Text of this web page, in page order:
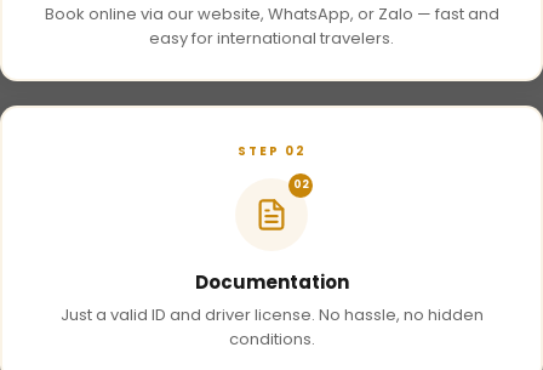
Book online via our website, WhatsApp, or Zalo — fast and
easy for international travelers.
STEP 02
02
Documentation
Just a valid ID and driver license. No hassle, no hidden
conditions.